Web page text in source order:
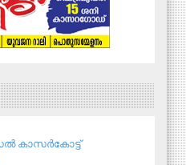
കാസര്‍കോട്ട്